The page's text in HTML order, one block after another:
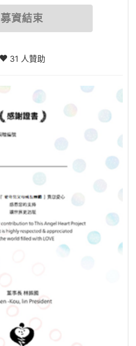
募資結束
31 人贊助